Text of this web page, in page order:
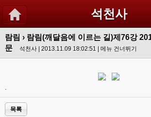
석천사
람림 › 람림(깨달음에 이르는 길)제76강
문
석천사 | 2013.11.09 18:02:51 | 메뉴 건너뛰기
.
목록